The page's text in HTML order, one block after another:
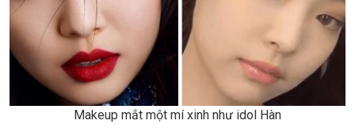
Makeup mắt một mí xinh như idol Hàn